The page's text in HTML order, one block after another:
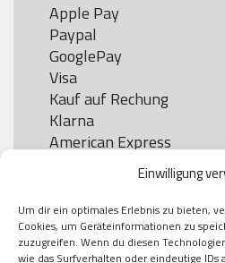
Einwilligung
Um dir ein optimales Erlebnis zu bieten,
Cookies, um Geräteinformationen zu
zuzugreifen. Wenn du diesen
wie das Surfverhalten oder eindeutige IDs
Apple Pay
Paypal
GooglePay
Visa
Kauf auf Rechung
Klarna
American Express
Versand